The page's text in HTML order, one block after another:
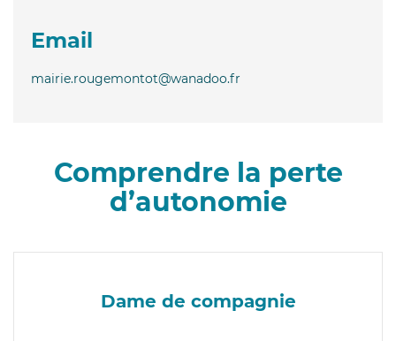
Email
mairie.rougemontot@wanadoo.fr
Comprendre la perte
d’autonomie
Dame de compagnie